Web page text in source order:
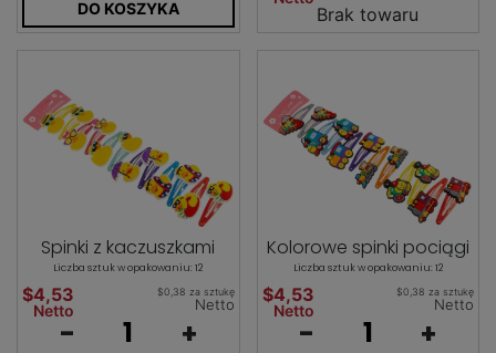
DO KOSZYKA Brak towaru
Spinki z kaczuszkami
Liczba sztuk w opakowaniu: 12
$4,53
Netto
$0,38 za sztukę
Netto
- +
Kolorowe spinki pociągi
Liczba sztuk w opakowaniu: 12
$4,53
Netto
$0,38 za sztukę
Netto
- +